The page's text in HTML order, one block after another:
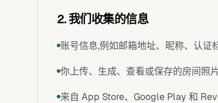
2. 我们收集的信息
账号信息，例如邮箱地址、昵称、认证
你上传、生成、查看或保存的房间照片
来自 App Store、Google Play 和